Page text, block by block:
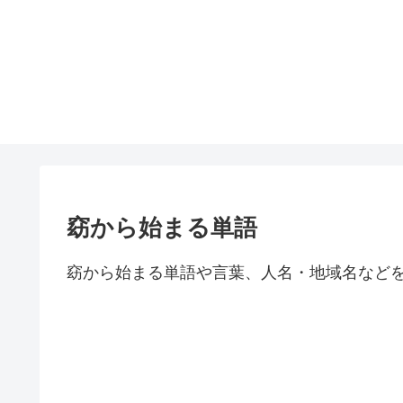
窈から始まる単語
窈から始まる単語や言葉、人名・地域名など